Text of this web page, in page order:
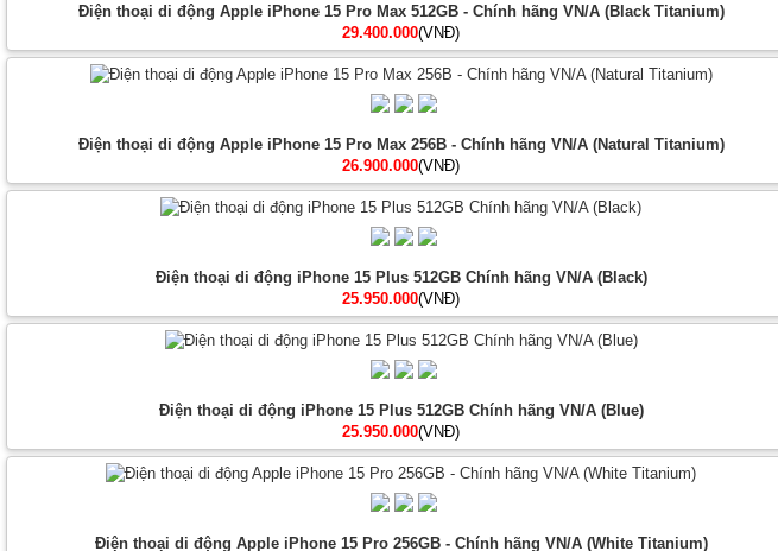
Điện thoại di động Apple iPhone 15 Pro Max 512GB - Chính hãng VN/A (Black Titanium)
29.400.000(VNĐ)
Điện thoại di động Apple iPhone 15 Pro Max 256B - Chính hãng VN/A (Natural Titanium)
26.900.000(VNĐ)
Điện thoại di động iPhone 15 Plus 512GB Chính hãng VN/A (Black)
25.950.000(VNĐ)
Điện thoại di động iPhone 15 Plus 512GB Chính hãng VN/A (Blue)
25.950.000(VNĐ)
Điện thoại di động Apple iPhone 15 Pro 256GB - Chính hãng VN/A (White Titanium)